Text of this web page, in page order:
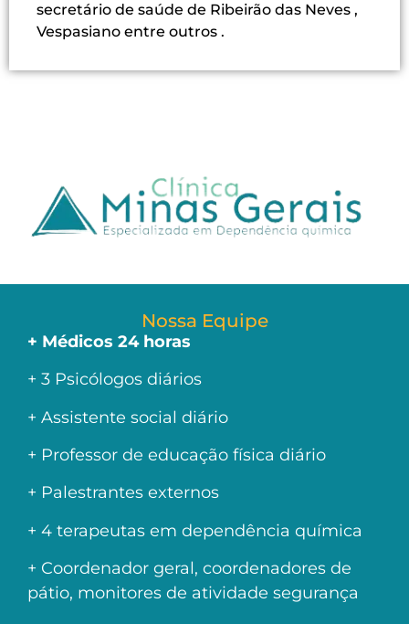
secretário de saúde de Ribeirão das Neves ,
Vespasiano entre outros .
Nossa Equipe
+ Médicos 24 horas
+ 3 Psicólogos diários
+ Assistente social diário
+ Professor de educação física diário
+ Palestrantes externos
+ 4 terapeutas em dependência química
+ Coordenador geral, coordenadores de
pátio, monitores de atividade segurança